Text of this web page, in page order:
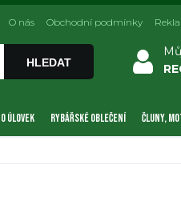
HLEDAT
O nás Obchodní podmínky
ÚLOVEK RYBÁŘSKÉ OBLEČENÍ ČLUNY,